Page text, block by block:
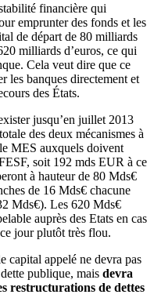
financière qui
emprunter des fonds et les
de départ de 80 milliards
milliards d’euros, ce qui
Cela veut dire que ce
les banques directement et
des États.
jusqu’en juillet 2013
des deux mécanismes à
MES auxquels doivent
soit 192 mds EUR à ce
à hauteur de 80 Mds€
de 16 Mds€ chacune
Mds€). Les 620 Mds€
auprès des Etats en cas
jour plutôt très flou.
capital appelé ne devra pas
publique, mais devra
restructurations de dettes